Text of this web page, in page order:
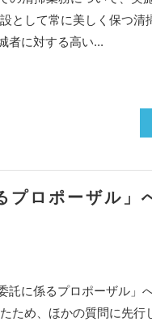
として常に美しく保つ清
者に対する高い...
プロポーザル」
託に係るプロポーザル」
め、ほかの質問に先行